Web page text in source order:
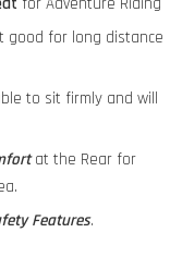
good for long distance
to sit firmly and will
at the Rear for
Features.